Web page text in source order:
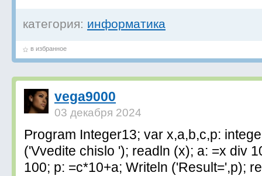
категория: информатика
в избранное
vega9000
03 декабря 2024
Program Integer13; var x,a,b,c,p:
('Vvedite chislo '); readln (x); a: =x div
100; p: =c*10+a; Writeln ('Result=',p);